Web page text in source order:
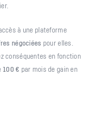
à une plateforme
négociées pour elles.
conséquentes en fonction
100 € par mois de gain en